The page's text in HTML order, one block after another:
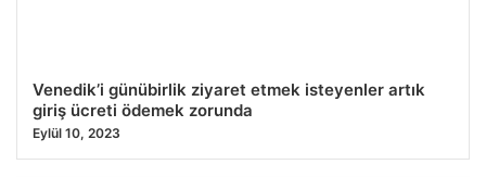
Venedik’i günübirlik ziyaret etmek isteyenler artık
giriş ücreti ödemek zorunda
Eylül 10, 2023